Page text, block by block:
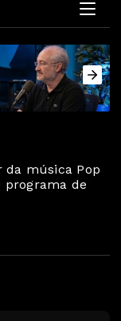
da música Pop
programa de